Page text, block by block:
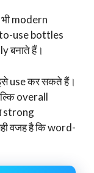
modern
use bottles
बनाते हैं।
use कर सकते हैं।
overall
strong
वजह है कि word-